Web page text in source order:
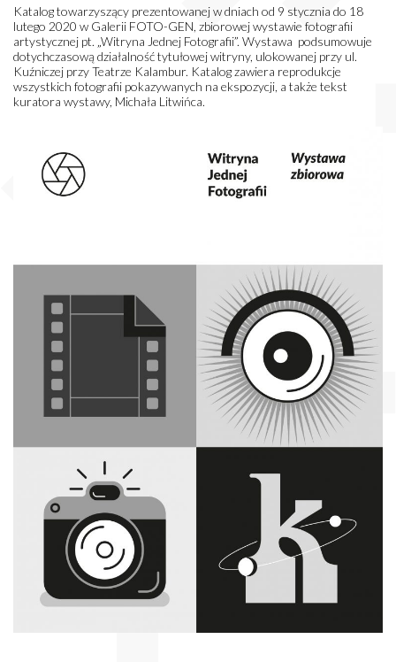
Katalog towarzyszący prezentowanej w dniach od 9 stycznia do 18
lutego 2020 w Galerii FOTO-GEN, zbiorowej wystawie fotografii
artystycznej pt. „Witryna Jednej Fotografii”. Wystawa podsumowuje
dotychczasową działalność tytułowej witryny, ulokowanej przy ul.
Kuźniczej przy Teatrze Kalambur. Katalog zawiera reprodukcje
wszystkich fotografii pokazywanych na ekspozycji, a także tekst
kuratora wystawy, Michała Litwińca.